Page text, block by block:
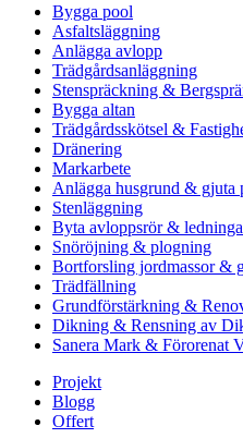
Bygga pool
Asfaltsläggning
Anlägga avlopp
Trädgårdsanläggning
Stenspräckning &
Bygga altan
Trädgårdsskötsel &
Dränering
Markarbete
Anlägga husgrund & gjuta
Stenläggning
Byta avloppsrör &
Snöröjning & plogning
Bortforsling jordmassor &
Trädfällning
Grundförstärkning &
Dikning & Rensning av
Sanera Mark & Förorenat
Projekt
Blogg
Offert